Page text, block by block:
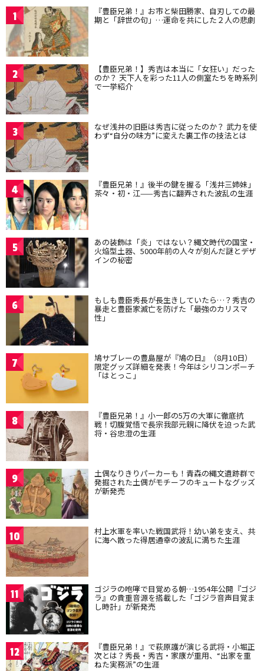
1 『豊臣兄弟！』お市と柴田勝家、自刃しての最
期と「辞世の句」…運命を共にした２人の悲劇
2 【豊臣兄弟！】秀吉は本当に「女狂い」だった
のか？ 天下人を彩った11人の側室たちを時系列
で一挙紹介
3 なぜ浅井の旧臣は秀吉に従ったのか？ 武力を使
わず“自分の味方”に変えた裏工作の技法とは
4 『豊臣兄弟！』後半の鍵を握る「浅井三姉妹」
茶々・初・江——秀吉に翻弄された波乱の生涯
5 あの装飾は「炎」ではない？縄文時代の国宝・
火焔型土器、5000年前の人々が刻んだ謎とデザ
インの秘密
6 もしも豊臣秀長が長生きしていたら…？秀吉の
暴走と豊臣家滅亡を防げた「最強のカリスマ
性」
7 鳩サブレーの豊島屋が『鳩の日』（8月10日）
限定グッズ詳細を発表！今年はシリコンポーチ
「はとっこ」
8 『豊臣兄弟！』小一郎の5万の大軍に徹底抗
戦！切腹覚悟で長宗我部元親に降伏を迫った武
将・谷忠澄の生涯
9 土偶なりきりパーカーも！青森の縄文遺跡群で
発掘された土偶がモチーフのキュートなグッズ
が新発売
10 村上水軍を率いた戦国武将！幼い弟を支え、共
に海へ散った得居通幸の波乱に満ちた生涯
11 ゴジラの咆哮で目覚める朝…1954年公開『ゴジ
ラ』の貴重音源を搭載した「ゴジラ音声目覚ま
し時計」が新発売
12 『豊臣兄弟！』で萩原護が演じる武将・小堀正
次とは？秀長・秀吉・家康が重用、“出家を重
ねた実務派”の生涯